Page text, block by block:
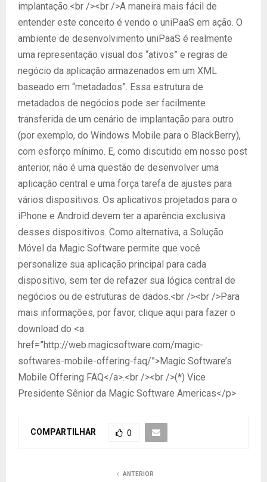
implantação.<br /><br />A maneira mais fácil de
entender este conceito é vendo o uniPaaS em ação. O
ambiente de desenvolvimento uniPaaS é realmente
uma representação visual dos “ativos” e regras de
negócio da aplicação armazenados em um XML
baseado em “metadados”. Essa estrutura de
metadados de negócios pode ser facilmente
transferida de um cenário de implantação para outro
(por exemplo, do Windows Mobile para o BlackBerry),
com esforço mínimo. E, como discutido em nosso post
anterior, não é uma questão de desenvolver uma
aplicação central e uma força tarefa de ajustes para
vários dispositivos. Os aplicativos projetados para o
iPhone e Android devem ter a aparência exclusiva
desses dispositivos. Como alternativa, a Solução
Móvel da Magic Software permite que você
personalize sua aplicação principal para cada
dispositivo, sem ter de refazer sua lógica central de
negócios ou de estruturas de dados.<br /><br />Para
mais informações, por favor, clique aqui para fazer o
download do <a
href=”http://web.magicsoftware.com/magic-
softwares-mobile-offering-faq/”>Magic Software’s
Mobile Offering FAQ</a>.<br /><br />(*) Vice
Presidente Sênior da Magic Software Americas</p>
COMPARTILHAR 0
ANTERIOR